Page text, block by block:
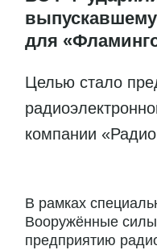
для
Целью стало
компании
В рамках
Вооружённые
предприятию